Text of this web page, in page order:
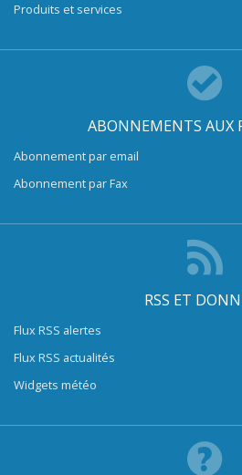
Produits et services
ABONNEMENTS AUX
Abonnement par email
Abonnement par Fax
RSS ET
Flux RSS alertes
Flux RSS actualités
Widgets météo